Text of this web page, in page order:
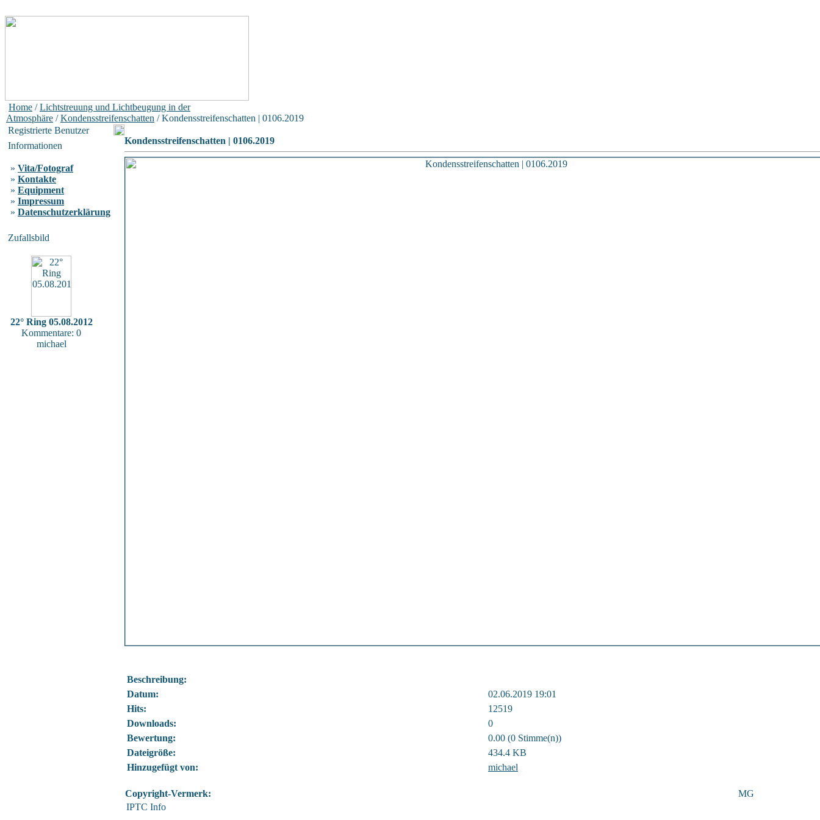
Home /Lichtstreuung und Lichtbeugung in der
Atmosphäre /Kondensstreifenschatten / Kondensstreifenschatten | 0106.2019
Registrierte Benutzer
Informationen
» Vita/Fotograf
» Kontakte
» Equipment
» Impressum
» Datenschutzerklärung
Zufallsbild
22° Ring 05.08.2012
Kommentare: 0
michael
Kondensstreifenschatten | 0106.2019
Beschreibung:
Datum:
02.06.2019 19:01
Hits:
12519
Downloads:
0
Bewertung:
0.00 (0 Stimme(n))
Dateigröße:
434.4 KB
Hinzugefügt von:
michael
Copyright-Vermerk:
MG
IPTC Info